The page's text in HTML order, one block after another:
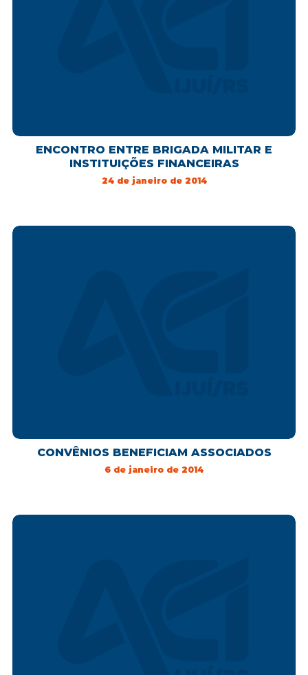
ENCONTRO ENTRE BRIGADA MILITAR E
INSTITUIÇÕES FINANCEIRAS
24 de janeiro de 2014
CONVÊNIOS BENEFICIAM ASSOCIADOS
6 de janeiro de 2014